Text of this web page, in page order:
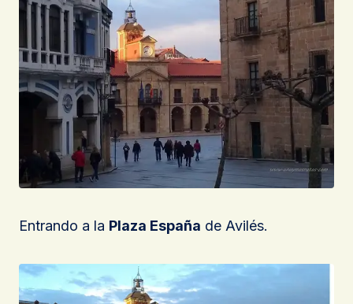
Entrando a la Plaza España de Avilés.